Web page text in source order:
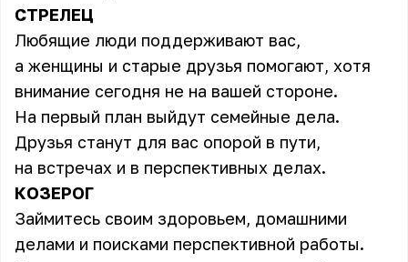
СТРЕЛЕЦ
Любящие люди поддерживают вас,
а женщины и старые друзья помогают, хотя
внимание сегодня не на вашей стороне.
На первый план выйдут семейные дела.
Друзья станут для вас опорой в пути,
на встречах и в перспективных делах.
КОЗЕРОГ
Займитесь своим здоровьем, домашними
делами и поисками перспективной работы.